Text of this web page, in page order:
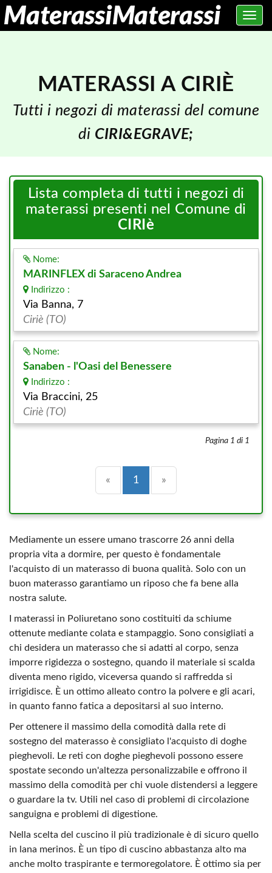
Toggle
MATERASSI A CIRIÈ
Tutti i negozi di materassi del comune
di CIRI&EGRAVE;
Lista completa di tutti i negozi di
materassi presenti nel Comune di
CIRIè
Nome:
MARINFLEX di Saraceno Andrea
Indirizzo :
Via Banna, 7
Ciriè (TO)
Nome:
Sanaben - l'Oasi del Benessere
Indirizzo :
Via Braccini, 25
Ciriè (TO)
Pagina 1 di 1
« Precedente
1 (current)
»
Mediamente un essere umano trascorre 26 anni della
propria vita a dormire, per questo è fondamentale
l'acquisto di un materasso di buona qualità. Solo con un
buon materasso garantiamo un riposo che fa bene alla
nostra salute.
I materassi in Poliuretano sono costituiti da schiume
ottenute mediante colata e stampaggio. Sono consigliati a
chi desidera un materasso che si adatti al corpo, senza
imporre rigidezza o sostegno, quando il materiale si scalda
diventa meno rigido, viceversa quando si raffredda si
irrigidisce. È un ottimo alleato contro la polvere e gli acari,
in quanto fanno fatica a depositarsi al suo interno.
Per ottenere il massimo della comodità dalla rete di
sostegno del materasso è consigliato l'acquisto di doghe
pieghevoli. Le reti con doghe pieghevoli possono essere
spostate secondo un'altezza personalizzabile e offrono il
massimo della comodità per chi vuole distendersi a leggere
o guardare la tv. Utili nel caso di problemi di circolazione
sanguigna e problemi di digestione.
Nella scelta del cuscino il più tradizionale è di sicuro quello
in lana merinos. È un tipo di cuscino abbastanza alto ma
anche molto traspirante e termoregolatore. È ottimo sia per